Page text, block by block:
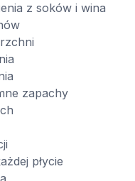
z soków i wina
zapachy
płycie